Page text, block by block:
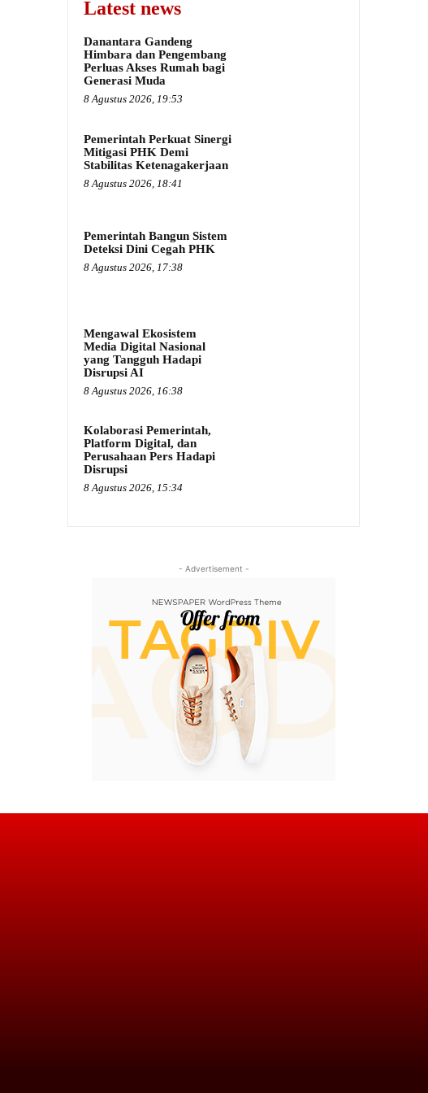
Latest news
Danantara Gandeng
Himbara dan Pengembang
Perluas Akses Rumah bagi
Generasi Muda
8 Agustus 2026, 19:53
Pemerintah Perkuat Sinergi
Mitigasi PHK Demi
Stabilitas Ketenagakerjaan
8 Agustus 2026, 18:41
Pemerintah Bangun Sistem
Deteksi Dini Cegah PHK
8 Agustus 2026, 17:38
Mengawal Ekosistem
Media Digital Nasional
yang Tangguh Hadapi
Disrupsi AI
8 Agustus 2026, 16:38
Kolaborasi Pemerintah,
Platform Digital, dan
Perusahaan Pers Hadapi
Disrupsi
8 Agustus 2026, 15:34
- Advertisement -